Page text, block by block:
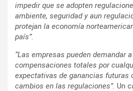
impedir que se adopten
ambiente, seguridad y aun
protejan la economía
país”.
“Las empresas pueden demandar
compensaciones totales por
expectativas de ganancias futuras
cambios en las regulaciones”. Un